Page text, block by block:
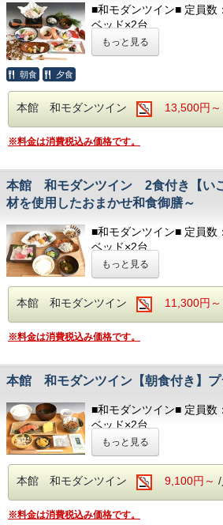
必要なものをお持ちくださ
部屋着(セパレートタイプ)
歯ブラシ
T字カミソリ
お茶
■ランドリー■
コテージ棟付近に、無料
ます。
☆☆お食事☆☆
◆食物アレルギーがござ
い◆
夕食開始時間は、
夜17：30～・18：00～・
ご希望のお時間をご記入
朝食開始時間は、
朝7：00～・7：30～・8：
ご希望のお時間をご記入
■和モダンツイン■ 定員数
ベッド×2台
シャワー室 /洋式トイレ（温
洗面所 /冷蔵庫 / テレビ
■アメニティ■
フェイスタオル / バスタ
ボディソープ / シャンプー
フロント向かいのアメニ
てご用意しております。
必要なものをお持ちくださ
部屋着(セパレートタイプ)
歯ブラシ
T字カミソリ
ヘアーブラシ
お茶
コテージ棟付近に、無料
☆☆お食事☆☆
◆食物アレルギーがござ
い◆
夕食開始時間は、
夜17：30～・18：00～・
ご希望のお時間をご記入
朝食開始時間は、
ご希望のお時間をご記入く
もっと見る
朝食 夕食
本館 和モダンツイン 13,500円～
※料金は消費税込み価格です。
本館 和モダンツイン 2食付き【い
材を使用したおまかせ和食御膳～
■和モダンツイン■ 定員数
ベッド×2台
シャワー室 /洋式トイレ（温
洗面所 /冷蔵庫 / テレビ
冷暖房完備 / お茶のみコッ
■アメニティ■
ボディソープ / シャンプー
以下のアメニティは、
てご用意しております。
必要なものをお持ちくださ
部屋着(セパレートタイプ)
歯ブラシ
T字カミソリ
ヘアーブラシ
お茶
もっと見る
本館 和モダンツイン 11,300円～
※料金は消費税込み価格です。
本館 和モダンツイン【朝食付き】プ
■和モダンツイン■ 定員数
ベッド×2台
シャワー室 /洋式トイレ（温
洗面所 /冷蔵庫 / テレビ
冷暖房完備 / お茶のみコッ
■アメニティ■
もっと見る
本館 和モダンツイン 9,100円～ /
※料金は消費税込み価格です。